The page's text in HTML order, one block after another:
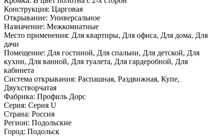
Конструкция: Царговая
Открывание: Универсальное
Назначение: Межкомнатные
Место применения: Для квартиры, Для офиса, Для дома, Для
дачи
Помещение: Для гостиной, Для спальни, Для детской, Для
кухни, Для ванной, Для туалета, Для гардеробной, Для
кабинета
Система открывания: Распашная, Раздвижная, Купе,
Двухстворчатая
Фабрика: Профиль Дорс
Серия: Серия U
Страна: Россия
Регион: Подольские
Город: Подольск